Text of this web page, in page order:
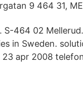
9 464 31,
S-464 02
in Sweden.
apr 2008